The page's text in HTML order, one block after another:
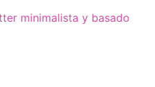
minimalista y basado